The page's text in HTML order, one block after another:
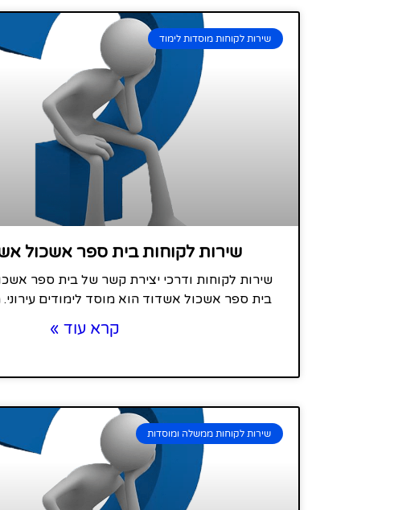
שירות לקוחות מוסדות לימוד
שירות לקוחות בית ספר אשכול
שירות לקוחות ודרכי יצירת קשר של בית ספר
בית ספר אשכול אשדוד הוא מוסד לימודים
קרא עוד »
שירות לקוחות ממשלה ומוסדות